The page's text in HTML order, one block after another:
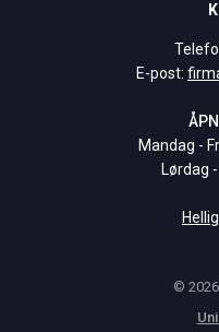
E-post:
Mandag -
Lørdag
© 2026